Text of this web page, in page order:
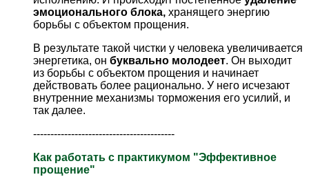
эмоционального блока, хранящего энергию
борьбы с объектом прощения.
В результате такой чистки у человека увеличивается
энергетика, он буквально молодеет. Он выходит
из борьбы с объектом прощения и начинает
действовать более рационально. У него исчезают
внутренние механизмы торможения его усилий, и
так далее.
-----------------------------------------
Как работать с практикумом "Эффективное
прощение"